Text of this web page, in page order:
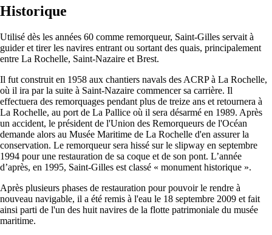
Historique
Utilisé dès les années 60 comme remorqueur, Saint-Gilles servait à
guider et tirer les navires entrant ou sortant des quais, principalement
entre La Rochelle, Saint-Nazaire et Brest.
Il fut construit en 1958 aux chantiers navals des ACRP à La Rochelle,
où il ira par la suite à Saint-Nazaire commencer sa carrière. Il
effectuera des remorquages pendant plus de treize ans et retournera à
La Rochelle, au port de La Pallice où il sera désarmé en 1989. Après
un accident, le président de l'Union des Remorqueurs de l'Océan
demande alors au Musée Maritime de La Rochelle d'en assurer la
conservation. Le remorqueur sera hissé sur le slipway en septembre
1994 pour une restauration de sa coque et de son pont. L’année
d’après, en 1995, Saint-Gilles est classé « monument historique ».
Après plusieurs phases de restauration pour pouvoir le rendre à
nouveau navigable, il a été remis à l'eau le 18 septembre 2009 et fait
ainsi parti de l'un des huit navires de la flotte patrimoniale du musée
maritime.